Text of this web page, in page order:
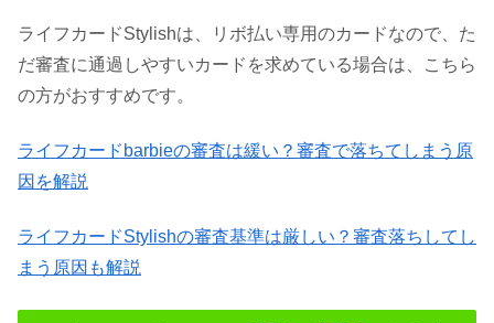
ライフカードStylishは、リボ払い専用のカードなので、た
だ審査に通過しやすいカードを求めている場合は、こちら
の方がおすすめです。
ライフカードbarbieの審査は緩い？審査で落ちてしまう原
因を解説
ライフカードStylishの審査基準は厳しい？審査落ちしてし
まう原因も解説